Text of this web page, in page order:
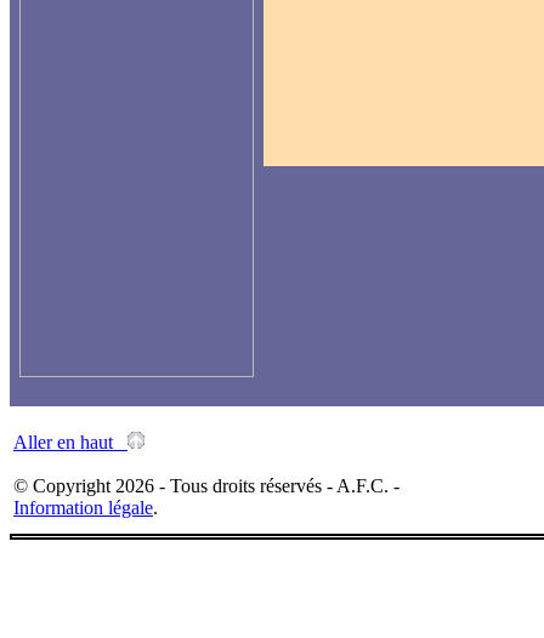
Aller en haut
© Copyright 2026 - Tous droits réservés - A.F.C. -
Information légale.